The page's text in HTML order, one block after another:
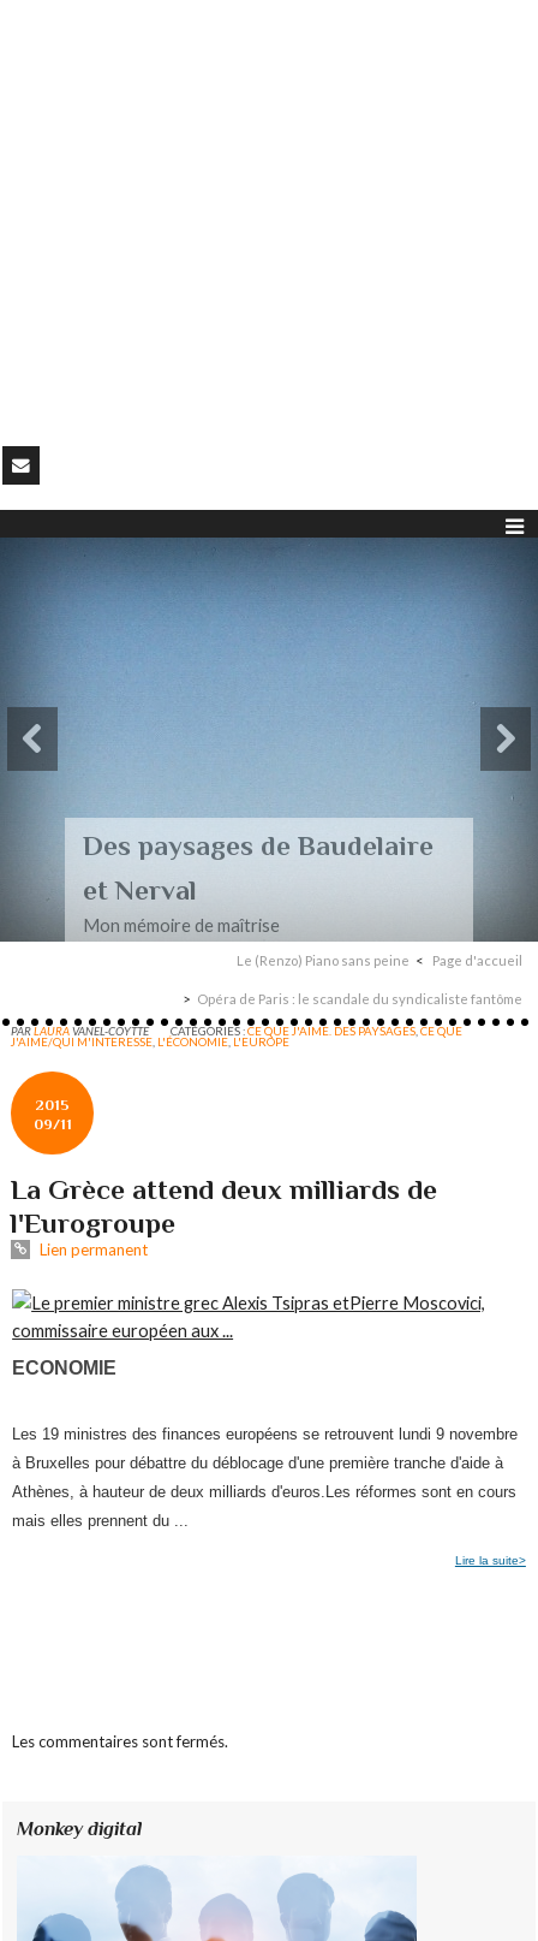
Des paysages de Baudelaire
et Nerval
Mon mémoire de maîtrise
Le (Renzo) Piano sans peine Page d'accueil
Opéra de Paris : le scandale du syndicaliste fantôme
PARLAURAVANEL-COYTTE CATÉGORIES :CE QUE J'AIME. DES PAYSAGES ,CE QUE
J'AIME/QUI M'INTERESSE L'ÉCONOMIE L'EUROPE
2015
09/11
La Grèce attend deux milliards de
l'Eurogroupe
Lien permanent
ECONOMIE
Les 19 ministres des finances européens se retrouvent lundi 9 novembre
à Bruxelles pour débattre du déblocage d'une première tranche d'aide à
Athènes, à hauteur de deux milliards d'euros.Les réformes sont en cours
mais elles prennent du ...
Lire la suite>
Les commentaires sont fermés.
Monkey digital